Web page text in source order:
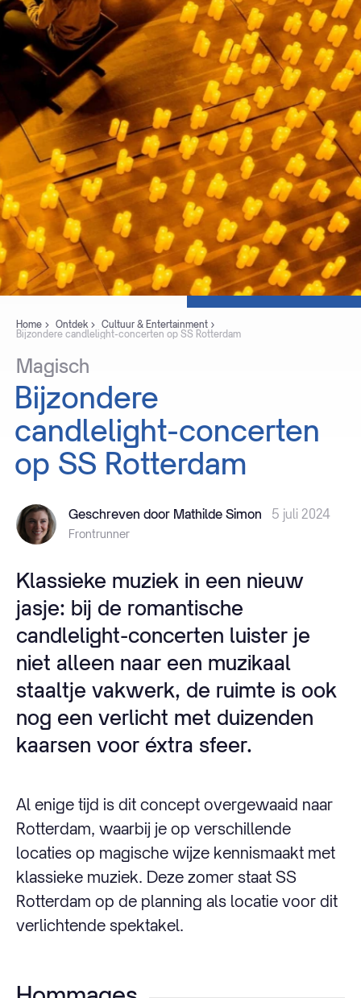
Home Ontdek
Cultuur & Entertainment
Bijzondere candlelight-concerten op SS Rotterdam
Magisch
Bijzondere
candlelight-concerten
op SS Rotterdam
Geschreven door Mathilde Simon 5 juli 2024
Frontrunner
Klassieke muziek in een nieuw
jasje: bij de romantische
candlelight-concerten luister je
niet alleen naar een muzikaal
staaltje vakwerk, de ruimte is ook
nog een verlicht met duizenden
kaarsen voor éxtra sfeer.
Al enige tijd is dit concept overgewaaid naar
Rotterdam, waarbij je op verschillende
locaties op magische wijze kennismaakt met
klassieke muziek. Deze zomer staat SS
Rotterdam op de planning als locatie voor dit
verlichtende spektakel.